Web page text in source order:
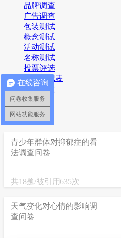
品牌调查
广告调查
包装测试
概念测试
活动测试
名称测试
投票评选
报名登记表
意见反馈
其它
青少年群体对抑郁症的看
法调查问卷
共18题/被引用635次
天气变化对心情的影响调
查问卷
在线咨询
问卷收集服务
网站功能服务